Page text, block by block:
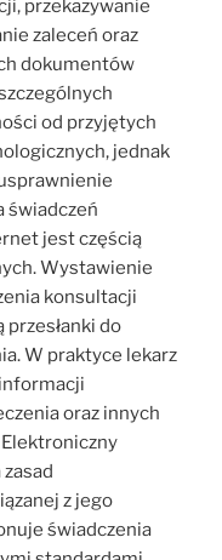
przekazywanie
zaleceń oraz
dokumentów
od przyjętych
jednak
świadczeń
jest częścią
Wystawienie
konsultacji
przesłanki do
W praktyce lekarz
oraz innych
z jego
świadczenia